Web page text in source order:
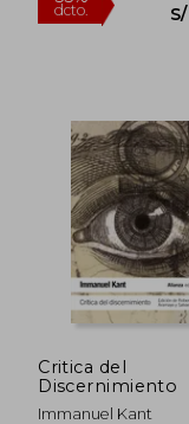
Critica del
Discernimiento
Immanuel Kant